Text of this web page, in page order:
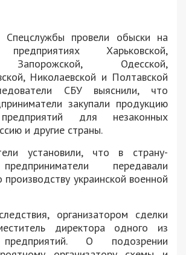
Спецслужбы провели обыски на
Харьковской,
Запорожской, Одесской,
Николаевской и Полтавской
СБУ выяснили, что
закупали продукцию
для незаконных
и другие страны.
установили, что в страну-
передавали
производству украинской военной
организатором сделки
директора одного из
предприятий. О подозрении